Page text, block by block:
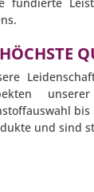
fundierte
und sind